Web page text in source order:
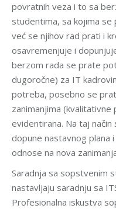
povratnih veza i to sa
studentima, sa kojima
već se njihov rad prati i
osavremenjuje i
berzom rada se prate
dugoročne) za IT
potreba, posebno se
zanimanjima
evidentirana. Na taj
dopune nastavnog plana
odnose na nova
Saradnja sa sopstvenim
nastavljaju saradnju sa
Profesionalna iskustva